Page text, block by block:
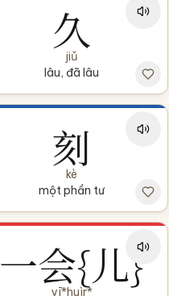
久
jiǔ
lâu, đã lâu
刻
kè
một phần tư
一会{儿}
yī*huìr*